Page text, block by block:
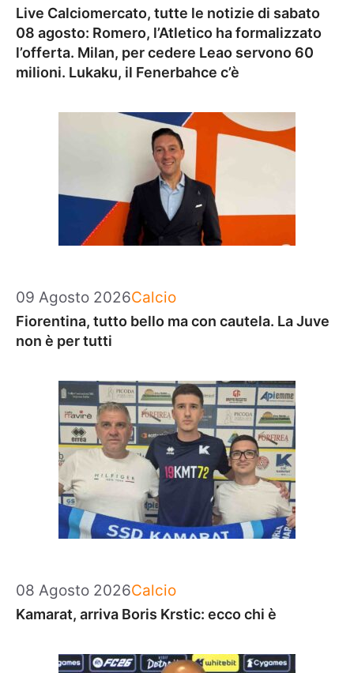
Live Calciomercato, tutte le notizie di sabato
08 agosto: Romero, l’Atletico ha formalizzato
l’offerta. Milan, per cedere Leao servono 60
milioni. Lukaku, il Fenerbahce c’è
09 Agosto 2026Categorie
Calcio
Fiorentina, tutto bello ma con cautela. La Juve
non è per tutti
08 Agosto 2026Categorie
Calcio
Kamarat, arriva Boris Krstic: ecco chi è